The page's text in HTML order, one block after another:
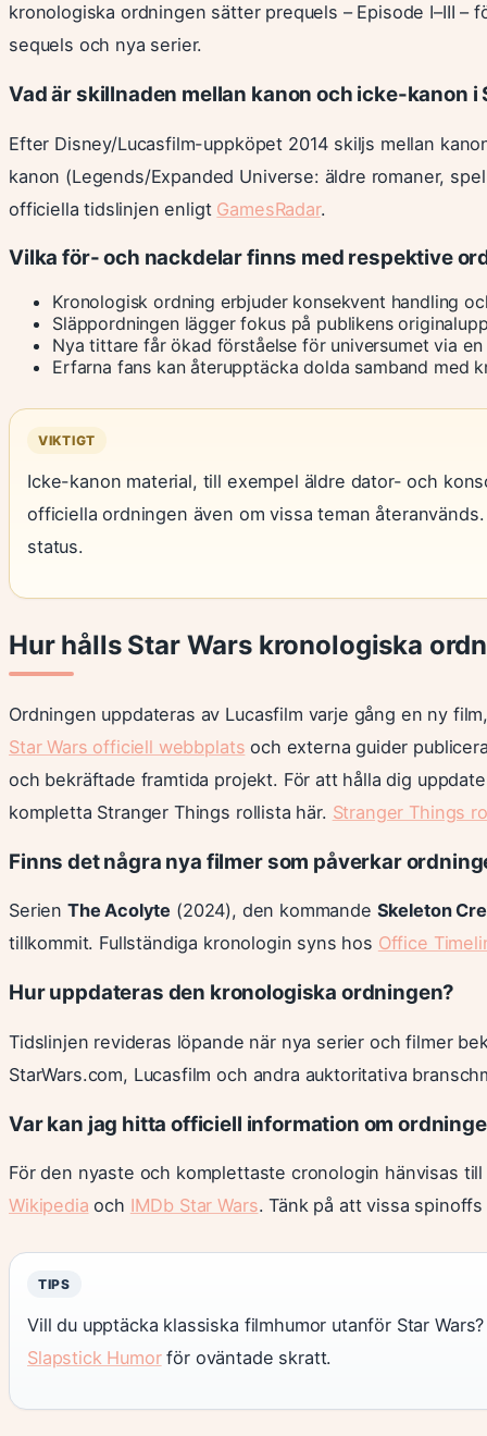
kronologiska ordningen sätter prequels – Episode I–III
sequels och nya serier.
Vad är skillnaden mellan kanon och icke-kanon i
Efter Disney/Lucasfilm-uppköpet 2014 skiljs mellan
kanon (Legends/Expanded Universe: äldre romaner,
officiella tidslinjen enligt GamesRadar.
Vilka för- och nackdelar finns med respektive
Kronologisk ordning erbjuder konsekvent handling
Släppordningen lägger fokus på publikens
Nya tittare får ökad förståelse för universumet via
Erfarna fans kan återupptäcka dolda samband med
VIKTIGT
Icke-kanon material, till exempel äldre dator- och
officiella ordningen även om vissa teman
status.
Hur hålls Star Wars kronologiska
Ordningen uppdateras av Lucasfilm varje gång en ny
Star Wars officiell webbplats och externa guider
och bekräftade framtida projekt. För att hålla dig
kompletta Stranger Things rollista här. Stranger Things
Finns det några nya filmer som påverkar
Serien The Acolyte (2024), den kommande Skeleton
tillkommit. Fullständiga kronologin syns hos Office
Hur uppdateras den kronologiska ordningen?
Tidslinjen revideras löpande när nya serier och filmer
StarWars.com, Lucasfilm och andra auktoritativa
Var kan jag hitta officiell information om
För den nyaste och komplettaste cronologin hänvisas till
Wikipedia och IMDb Star Wars. Tänk på att vissa
TIPS
Vill du upptäcka klassiska filmhumor utanför Star
Slapstick Humorför oväntade skratt.